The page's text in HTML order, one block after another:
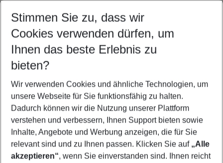
Ändern Sie Ihre Kriterien nach Ihren Wünschen
Abflughafen wählen
Beliebiger Abflughafen
Reisezeitraum wählen
10.08.26– 08.08.27 5-8 Nächte
2 Erwachsene Keine Kinder
Mehr Filter anzeigen
Stimmen Sie zu, dass wir
Cookies verwenden dürfen, um
Ihnen das beste Erlebnis zu
bieten?
Wir verwenden Cookies und ähnliche Technologien, um
unsere Webseite für Sie funktionsfähig zu halten.
Dadurch können wir die Nutzung unserer Plattform
verstehen und verbessern, Ihnen Support bieten sowie
Inhalte, Angebote und Werbung anzeigen, die für Sie
relevant sind und zu Ihnen passen. Klicken Sie auf „Alle
akzeptieren“, wenn Sie einverstanden sind. Ihnen reicht